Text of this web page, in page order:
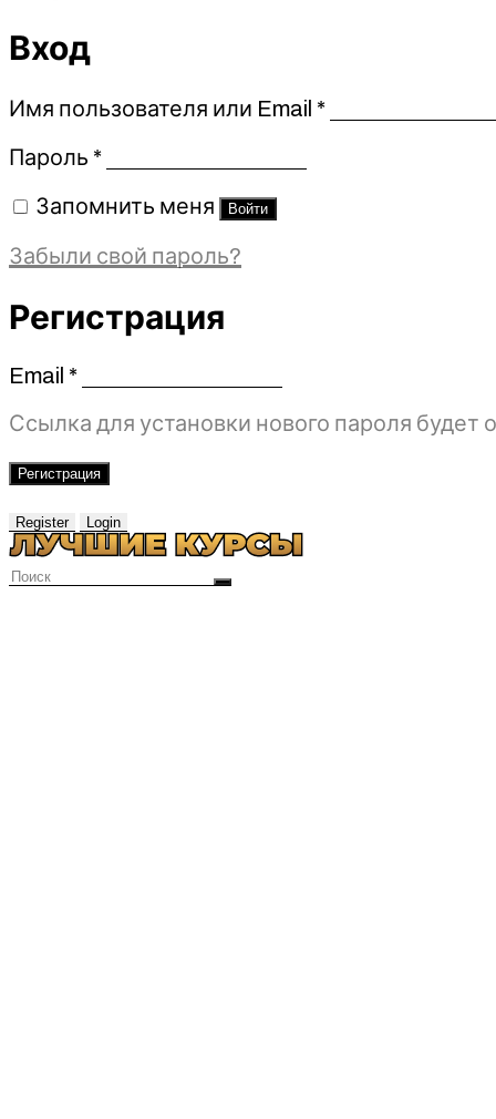
Вход
Имя пользователя или Email *Обязательно
Пароль *Обязательно
Запомнить меня Войти
Забыли свой пароль?
Регистрация
Email *Обязательно
Ссылка для установки нового пароля
Регистрация
Register Login